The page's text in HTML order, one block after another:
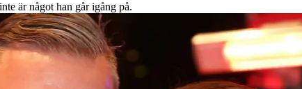
är något han går igång på.